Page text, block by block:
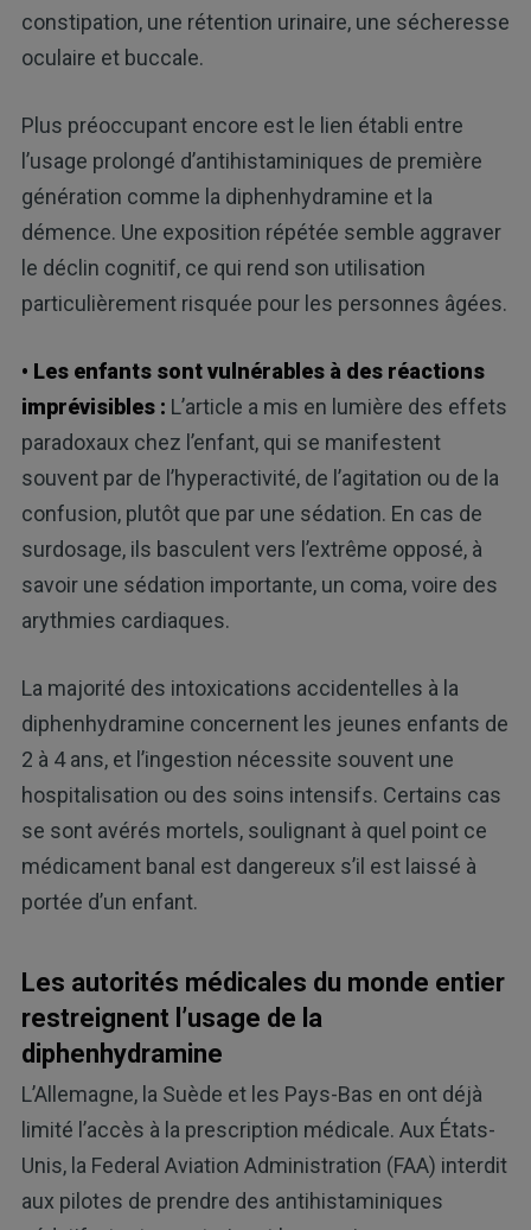
constipation, une rétention urinaire, une sécheresse
oculaire et buccale.
Plus préoccupant encore est le lien établi entre
l’usage prolongé d’antihistaminiques de première
génération comme la diphenhydramine et la
démence. Une exposition répétée semble aggraver
le déclin cognitif, ce qui rend son utilisation
particulièrement risquée pour les personnes âgées.
• Les enfants sont vulnérables à des réactions
imprévisibles : L’article a mis en lumière des effets
paradoxaux chez l’enfant, qui se manifestent
souvent par de l’hyperactivité, de l’agitation ou de la
confusion, plutôt que par une sédation. En cas de
surdosage, ils basculent vers l’extrême opposé, à
savoir une sédation importante, un coma, voire des
arythmies cardiaques.
La majorité des intoxications accidentelles à la
diphenhydramine concernent les jeunes enfants de
2 à 4 ans, et l’ingestion nécessite souvent une
hospitalisation ou des soins intensifs. Certains cas
se sont avérés mortels, soulignant à quel point ce
médicament banal est dangereux s’il est laissé à
portée d’un enfant.
Les autorités médicales du monde entier
restreignent l’usage de la
diphenhydramine
L’Allemagne, la Suède et les Pays-Bas en ont déjà
limité l’accès à la prescription médicale. Aux États-
Unis, la Federal Aviation Administration (FAA) interdit
aux pilotes de prendre des antihistaminiques